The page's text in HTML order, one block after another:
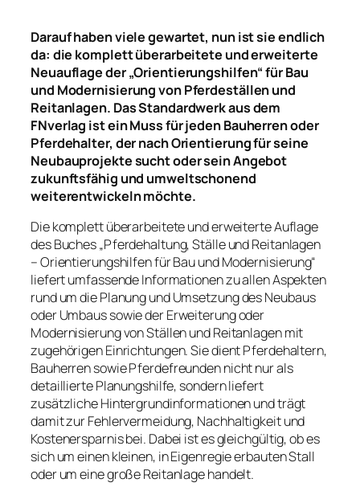
Darauf haben viele gewartet, nun ist sie endlich
da: die komplett überarbeitete und erweiterte
Neuauflage der „Orientierungshilfen“ für Bau
und Modernisierung von Pferdeställen und
Reitanlagen. Das Standardwerk aus dem
FNverlag ist ein Muss für jeden Bauherren oder
Pferdehalter, der nach Orientierung für seine
Neubauprojekte sucht oder sein Angebot
zukunftsfähig und umweltschonend
weiterentwickeln möchte.
Die komplett überarbeitete und erweiterte Auflage
des Buches „Pferdehaltung, Ställe und Reitanlagen
– Orientierungshilfen für Bau und Modernisierung“
liefert umfassende Informationen zu allen Aspekten
rund um die Planung und Umsetzung des Neubaus
oder Umbaus sowie der Erweiterung oder
Modernisierung von Ställen und Reitanlagen mit
zugehörigen Einrichtungen. Sie dient Pferdehaltern,
Bauherren sowie Pferdefreunden nicht nur als
detaillierte Planungshilfe, sondern liefert
zusätzliche Hintergrundinformationen und trägt
damit zur Fehlervermeidung, Nachhaltigkeit und
Kostenersparnis bei. Dabei ist es gleichgültig, ob es
sich um einen kleinen, in Eigenregie erbauten Stall
oder um eine große Reitanlage handelt.